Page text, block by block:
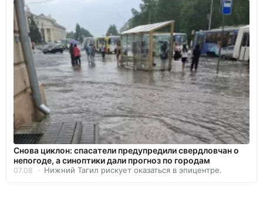
Снова циклон: спасатели предупредили свердловчан о
непогоде, а синоптики дали прогноз по городам
07.08 Нижний Тагил рискует оказаться в эпицентре.